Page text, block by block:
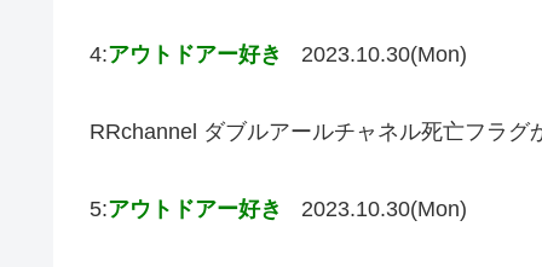
4:アウトドアー好き 2023.10.30(Mon)
RRchannel ダブルアールチャネル死亡フラグ
5:アウトドアー好き 2023.10.30(Mon)